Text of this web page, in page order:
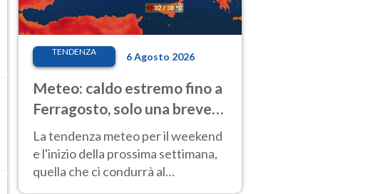
TENDENZA 6 Agosto 2026
Meteo: caldo estremo fino a
Ferragosto, solo una breve
pausa. Ecco dove
La tendenza meteo per il weekend
e l'inizio della prossima settimana,
quella che ci condurrà al